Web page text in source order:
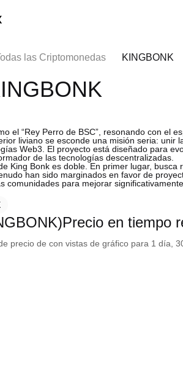
las Criptomonedas KINGBONK
el “Rey Perro de BSC”, resonando con el
liviano se esconde una misión seria:
Web3. El proyecto está diseñado para
de las tecnologías descentralizadas.
King Bonk es doble. En primer lugar,
han sido marginados en favor de
comunidades para mejorar
en tiempo
precio de con vistas de gráfico para 1 día,